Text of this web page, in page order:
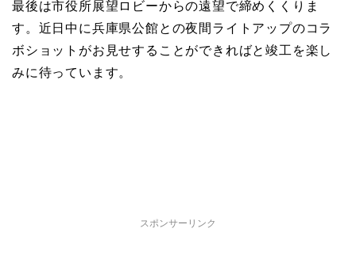
最後は市役所展望ロビーからの遠望で締めくくりま
す。近日中に兵庫県公館との夜間ライトアップのコラ
ボショットがお見せすることができればと竣工を楽し
みに待っています。
スポンサーリンク